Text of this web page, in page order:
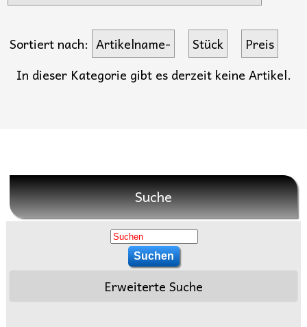
Sortiert nach: Artikelname- Stück
Preis
In dieser Kategorie gibt es derzeit keine Artikel.
Suche
Erweiterte Suche